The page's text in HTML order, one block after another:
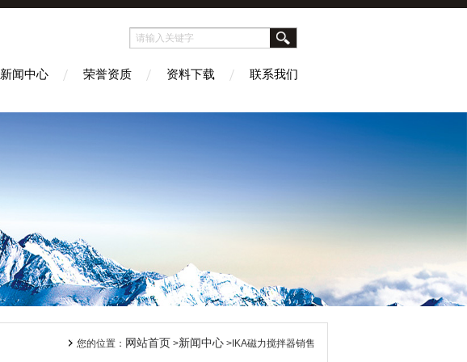
新闻中心 荣誉资质 资料下载 联系我们
您的位置： 网站首页 >新闻中心 >IKA磁力搅拌器销售